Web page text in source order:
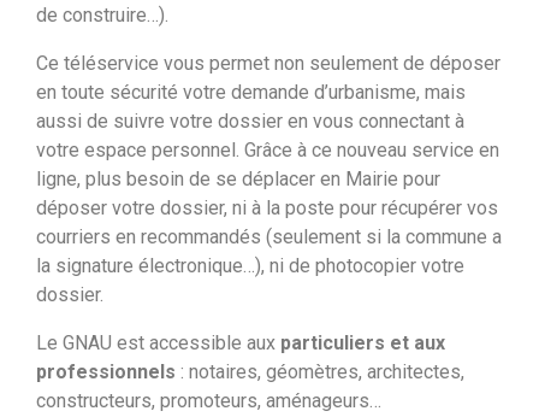
de construire…).
Ce téléservice vous permet non seulement de déposer
en toute sécurité votre demande d’urbanisme, mais
aussi de suivre votre dossier en vous connectant à
votre espace personnel. Grâce à ce nouveau service en
ligne, plus besoin de se déplacer en Mairie pour
déposer votre dossier, ni à la poste pour récupérer vos
courriers en recommandés (seulement si la commune a
la signature électronique…), ni de photocopier votre
dossier.
Le GNAU est accessible aux particuliers et aux
professionnels : notaires, géomètres, architectes,
constructeurs, promoteurs, aménageurs…